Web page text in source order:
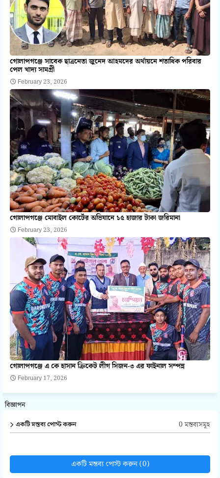
গোলাপগঞ্জে সাবেক ছাত্রনেতা জুনেদ আহমদের অর্থায়নে শতাধিক পরিবার
পেল খাদ্য সামগ্রী
February 23, 2026
গোলাপগঞ্জে মোবাইল কোর্টের অভিযানে ১৫ হাজার টাকা জরিমানা
February 23, 2026
গোলাপগঞ্জে এ কে হাসান ক্রিকেট লীগ সিজন-৩ এর ফাইনাল সম্পন্ন
February 17, 2026
বিজ্ঞাপন
একটি মন্তব্য পোস্ট করুন 0 মন্তব্যসমূহ
একটি মন্তব্য পোস্ট করুন (0)